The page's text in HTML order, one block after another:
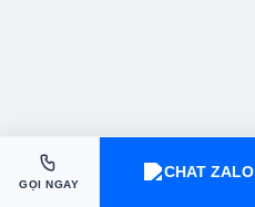
GỌI NGAY
CHAT ZALO